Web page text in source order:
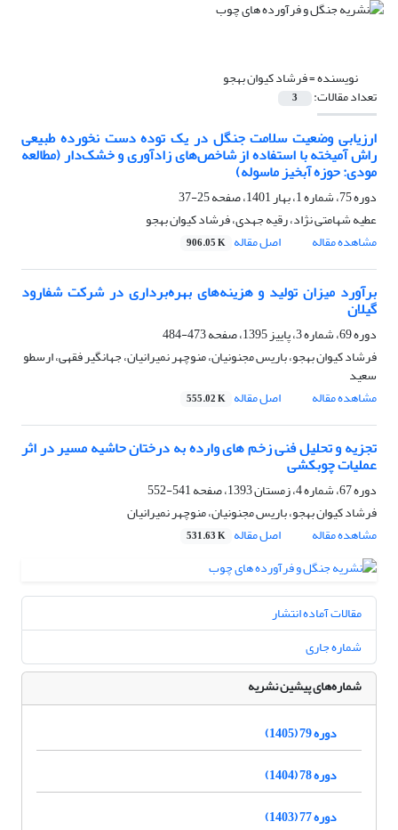
نویسنده =فرشاد کیوان بهجو
تعداد مقالات: 3
ارزیابی وضعیت سلامت جنگل در یک توده دست ‌نخورده طبیعی
راش آمیخته با استفاده از شاخص‌های زادآوری و خشک‌دار (مطالعه
مودی: حوزه آبخیز ماسوله)
دوره 75، شماره 1، بهار 1401، صفحه
25-37
عطیه شهامتی نژاد، رقیه جهدی، فرشاد کیوان بهجو
مشاهده مقاله
اصل مقاله 906.05 K
برآورد میزان تولید و هزینه‌های بهره‌برداری در شرکت شفارود
گیلان
دوره 69، شماره 3، پاییز 1395، صفحه
473-484
فرشاد کیوان بهجو، باریس مجنونیان، منوچهر نمیرانیان، جهانگیر فقهی، ارسطو
سعید
مشاهده مقاله
اصل مقاله 555.02 K
تجزیه و تحلیل فنی زخم های وارده به درختان حاشیه مسیر در اثر
عملیات چوبکشی
دوره 67، شماره 4، زمستان 1393، صفحه
541-552
فرشاد کیوان بهجو، باریس مجنونیان، منوچهر نمیرانیان
مشاهده مقاله
اصل مقاله 531.63 K
مقالات آماده انتشار
شماره جاری
شماره‌های پیشین نشریه
دوره 79 (1405)
دوره 78 (1404)
دوره 77 (1403)